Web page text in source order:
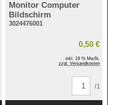
Monitor Computer
Bildschirm
3024476001
0,50 €
inkl. 19 % MwSt.
zzgl. Versandkosten
/1